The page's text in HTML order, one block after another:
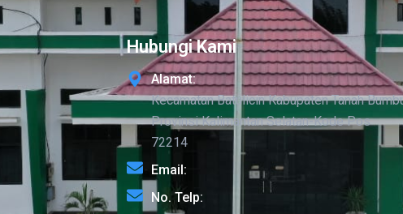
Hubungi Kami
Alamat:
Kecamatan Batulicin Kabupaten Tanah
Provinsi Kalimantan Selatan-Kode Pos
72214
Email:
No. Telp: